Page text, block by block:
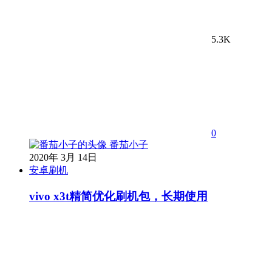
5.3K
0
番茄小子
2020年 3月 14日
安卓刷机
vivo x3t精简优化刷机包，长期使用